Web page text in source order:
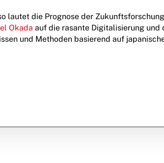
lautet die Prognose der
Okada auf die rasante Digitalisierung
und Methoden basierend auf